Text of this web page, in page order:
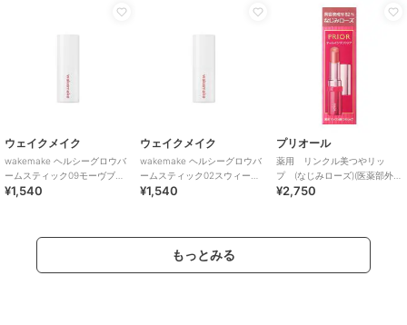
リーム・リップバーム
リーム・リップバーム
カラー
02 バニー ホップ、01 ベア パンプ
キン、03 タフィーベリー、04 キ
ウェイクメイク
wakemake ヘルシーグロウバ
ームスティック09モーヴブレ
ス(韓国コスメ)
¥1,540
ウェイクメイク
wakemake ヘルシーグロウバ
ームスティック02スウィート
チャット(韓国コスメ)
¥1,540
プリオール
薬用 リンクル美つやリッ
プ (なじみローズ)(医薬部外
品)
¥2,750
もっとみる